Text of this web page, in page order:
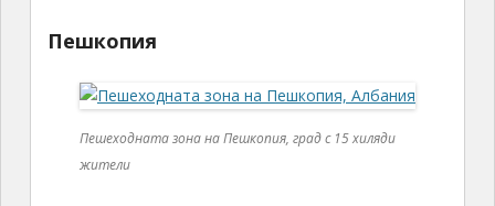
Пешкопия
Пешеходната зона на Пешкопия, град с 15 хиляди
жители